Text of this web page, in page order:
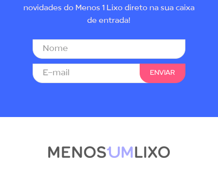
novidades do Menos 1 Lixo direto na sua caixa
de entrada!